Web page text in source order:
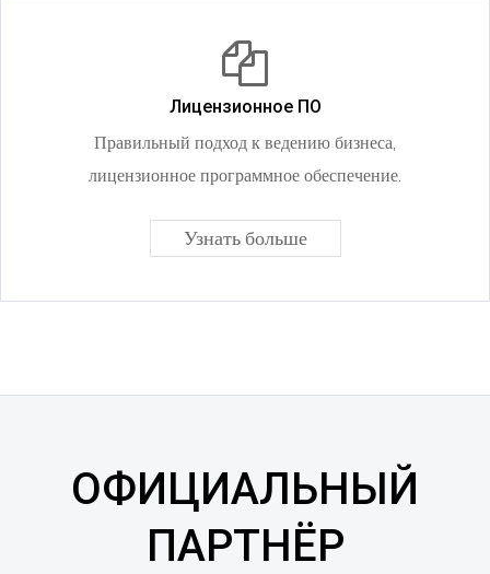
Лицензионное ПО
Правильный подход к ведению бизнеса,
лицензионное программное обеспечение.
Узнать больше
ОФИЦИАЛЬНЫЙ
ПАРТНЁР